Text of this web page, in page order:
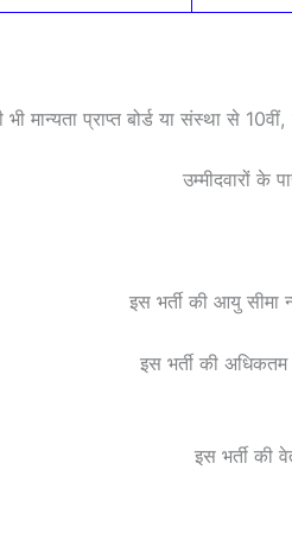
भी मान्यता प्राप्त बोर्ड या संस्था से
उम्मीदवारों के
इस भर्ती की आयु सीमा
इस भर्ती की अधिकतम
इस भर्ती की